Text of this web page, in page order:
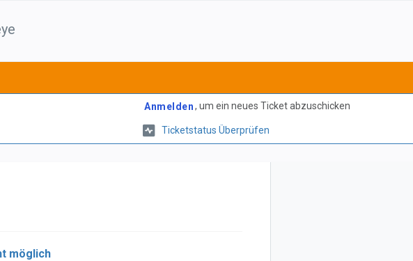
Anmelden, um ein neues Ticket abzuschicken
Ticketstatus Überprüfen
möglich